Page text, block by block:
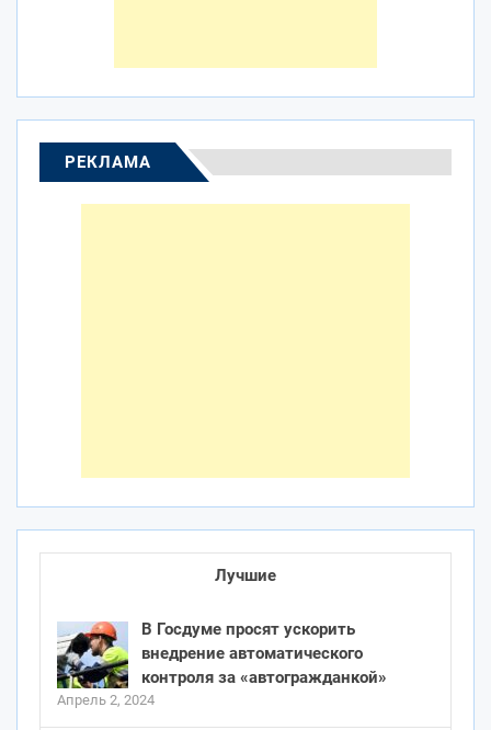
РЕКЛАМА
Лучшие
В Госдуме просят ускорить
внедрение автоматического
контроля за «автогражданкой»
Апрель 2, 2024